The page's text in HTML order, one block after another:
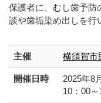
保護者に、むし歯予防
談や歯垢染め出しを行
主催 横須賀市
開催日時
2025年8
10：00